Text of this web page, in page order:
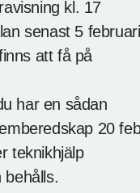
kl. 17
senast 5 februari
att få på
har en sådan
20
teknikhjälp
behålls.